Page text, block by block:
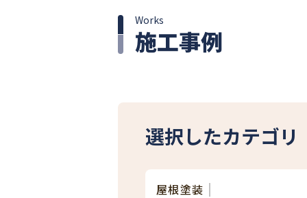
施工事例
Works
選択したカテゴリ
屋根塗装